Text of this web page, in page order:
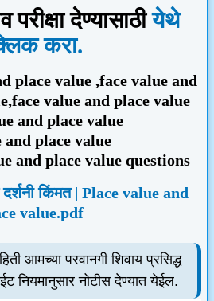
परीक्षा देण्यासाठीयेथे
करा.
place value ,face value and
value and place value
and place value
and place value
and place value questions
किंमत | Place value and
value.pdf
आमच्या परवानगी शिवाय प्रसिद्ध
नियमानुसार नोटीस देण्यात येईल.